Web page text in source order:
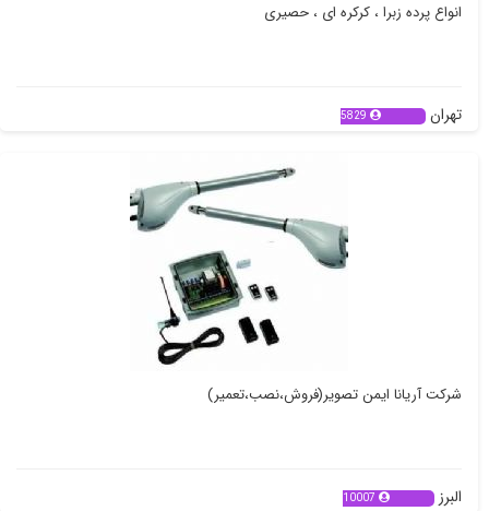
انواع پرده زبرا ، کرکره ای ، حصیری
تهران 5829
شرکت آریانا ایمن تصویر(فروش،نصب،تعمیر)
البرز 10007